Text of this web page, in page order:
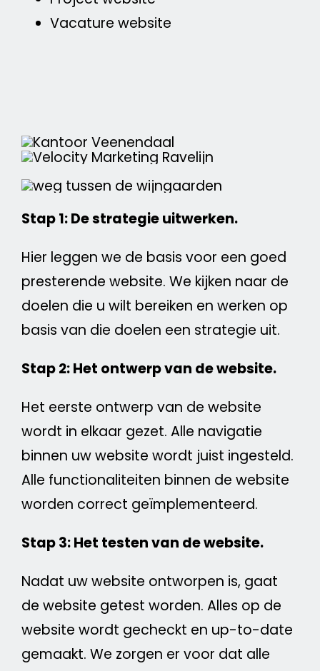
Vacature website
Stap 1: De strategie uitwerken.
Hier leggen we de basis voor een goed
presterende website. We kijken naar de
doelen die u wilt bereiken en werken op
basis van die doelen een strategie uit.
Stap 2: Het ontwerp van dewebsite.
Het eerste ontwerp van de website
wordt in elkaar gezet. Alle navigatie
binnen uwwebsite wordt juist ingesteld.
Alle functionaliteiten binnen de website
worden correct geïmplementeerd.
Stap 3: Het testen van dewebsite.
Nadat uwwebsite ontworpen is, gaat
de website getest worden. Alles op de
website wordt gecheckt en up-to-date
gemaakt. We zorgen er voor dat alle